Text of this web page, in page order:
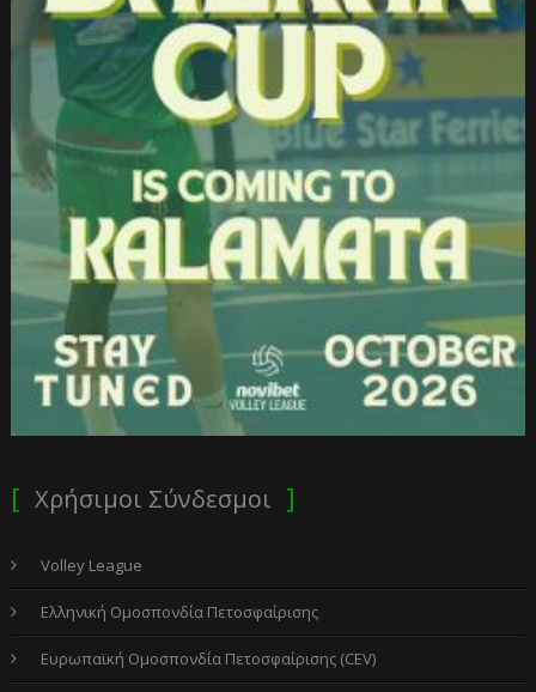
Χρήσιμοι Σύνδεσμοι
Volley League
Ελληνική Ομοσπονδία Πετοσφαίρισης
Ευρωπαϊκή Ομοσπονδία Πετοσφαίρισης (CEV)